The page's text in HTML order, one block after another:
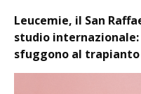
Leucemie, il San
studio
sfuggono al trapianto